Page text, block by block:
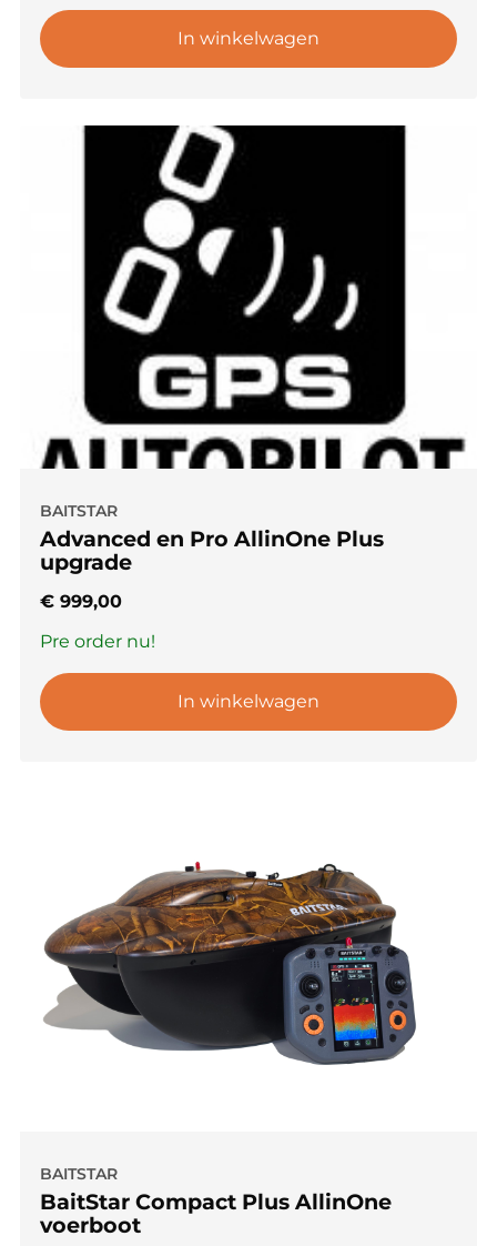
In winkelwagen
BAITSTAR
Advanced en Pro AllinOne Plus
upgrade
€ 999,00
Pre order nu!
In winkelwagen
BAITSTAR
BaitStar Compact Plus AllinOne
voerboot